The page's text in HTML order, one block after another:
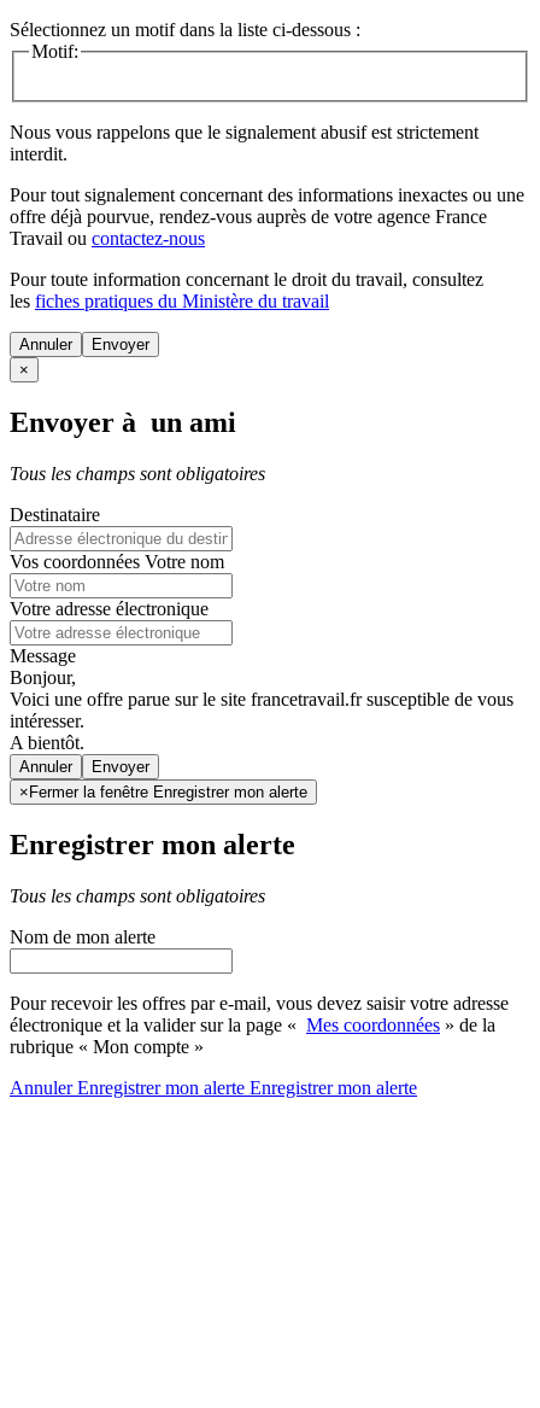
Sélectionnez un motif dans la liste ci-dessous :
Motif:
Nous vous rappelons que le signalement abusif est strictement
interdit.
Pour tout signalement concernant des informations inexactes ou une
offre déjà pourvue, rendez-vous auprès de votre agence France
Travail ou contactez-nous
Pour toute information concernant le droit du travail, consultez
les fiches pratiques du Ministère du travail
Annuler
×
Envoyer à un ami
Tous les champs sont obligatoires
Destinataire
Vos coordonnées Votre nom
Votre adresse électronique
Message
Bonjour,
Voici une offre parue sur le site francetravail.fr susceptible de vous
intéresser.
A bientôt.
Annuler
× Fermer la fenêtre Enregistrer mon alerte
Enregistrer mon alerte
Tous les champs sont obligatoires
Nom de mon alerte
Pour recevoir les offres par e-mail, vous devez saisir votre adresse
électronique et la valider sur la page « Mes coordonnées » de la
rubrique « Mon compte »
AnnulerEnregistrer mon alerte Enregistrermon alerte